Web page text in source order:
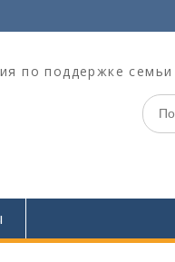
по поддержке
Поиск
по: